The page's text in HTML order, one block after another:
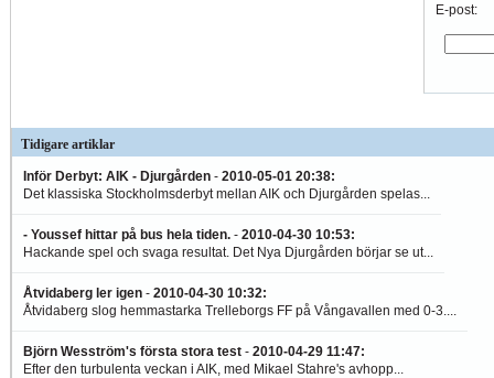
E-post:
Tidigare artiklar
Inför Derbyt: AIK - Djurgården - 2010-05-01 20:38:
Det klassiska Stockholmsderbyt mellan AIK och Djurgården spelas...
- Youssef hittar på bus hela tiden. - 2010-04-30 10:53:
Hackande spel och svaga resultat. Det Nya Djurgården börjar se ut...
Åtvidaberg ler igen - 2010-04-30 10:32:
Åtvidaberg slog hemmastarka Trelleborgs FF på Vångavallen med 0-3....
Björn Wesström's första stora test - 2010-04-29 11:47:
Efter den turbulenta veckan i AIK, med Mikael Stahre's avhopp...